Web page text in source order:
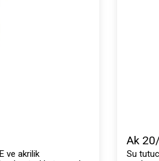
ve akrilik
Ak
Su